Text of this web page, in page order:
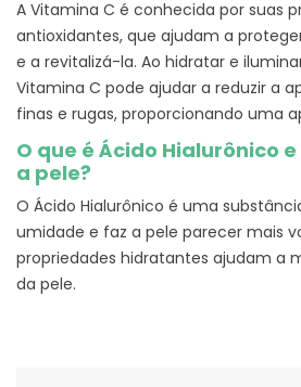
A Vitamina C é conhecida por suas
antioxidantes, que ajudam a
e a revitalizá-la. Ao hidratar e
Vitamina C pode ajudar a reduzir a
finas e rugas, proporcionando uma
O que é Ácido Hialurônico
a pele?
O Ácido Hialurônico é uma
umidade e faz a pele parecer mais
propriedades hidratantes ajudam a
da pele.